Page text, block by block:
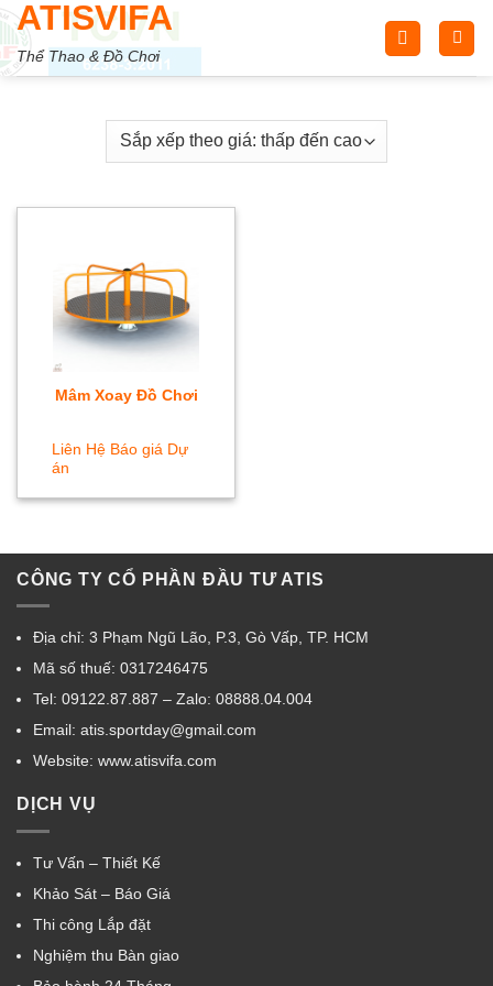
Skip
content
ATISVIFA
Thể Thao & Đồ Chơi
Mâm Xoay Đồ Chơi
Liên Hệ Báo giá Dự
án
CÔNG TY CỔ PHẦN ĐẦU TƯ ATIS
Địa chỉ: 3 Phạm Ngũ Lão, P.3, Gò Vấp, TP. HCM
Mã số thuế: 0317246475
Tel: 09122.87.887 – Zalo: 08888.04.004
Email: atis.sportday@gmail.com
Website: www.atisvifa.com
DỊCH VỤ
Tư Vấn – Thiết Kế
Khảo Sát – Báo Giá
Thi công Lắp đặt
Nghiệm thu Bàn giao